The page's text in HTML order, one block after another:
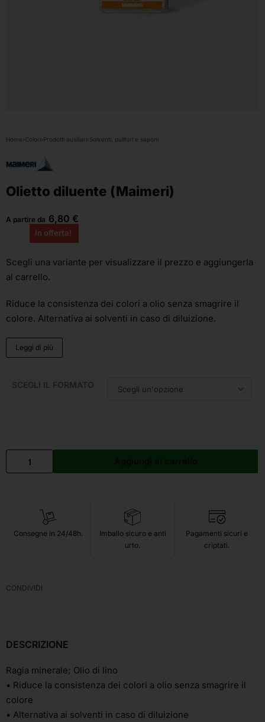
Home›Colori›Prodotti ausiliari›Solventi, pulitori e saponi
Olietto diluente (Maimeri)
A partire da 6,80 €
In offerta!
Scegli una variante per visualizzare il prezzo e aggiungerla
al carrello.
Riduce la consistenza dei colori a olio senza smagrire il
colore. Alternativa ai solventi in caso di diluizione.
Leggi di più
SCEGLI IL FORMATO
Consegne in 24/48h.
Imballo sicuro e anti
urto.
Pagamenti sicuri e
criptati.
CONDIVIDI
DESCRIZIONE
Ragia minerale; Olio di lino
• Riduce la consistenza dei colori a olio senza smagrire il
colore
• Alternativa ai solventi in caso di diluizione